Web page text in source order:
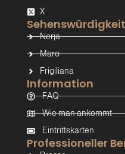
Professioneller
Information
FAQ
Wie man ankommt
Eintrittskarten
Nerja
Maro
Frigiliana
X